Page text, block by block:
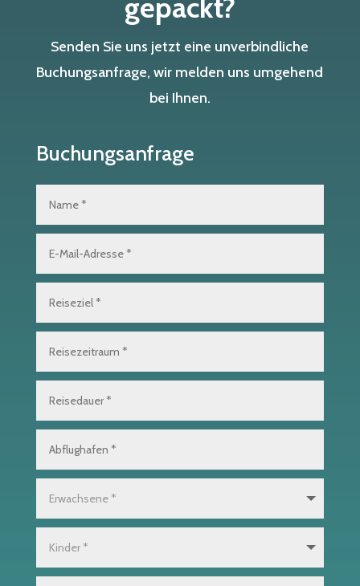
Senden Sie uns jetzt eine unverbindliche
Buchungsanfrage, wir melden uns umgehend
bei Ihnen.
Buchungsanfrage